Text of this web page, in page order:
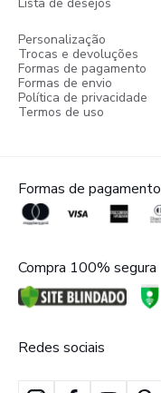
Personalização
Trocas e devoluções
Formas de pagamento
Formas de envio
Política de privacidade
Termos de uso
Formas de pagamento
Compra 100% segura
Redes sociais